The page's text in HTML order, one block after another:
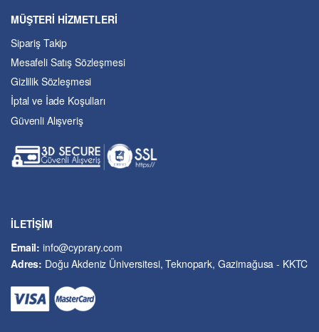
Dil ve Edebiyat
Eğitim
Ekonomi ve Finans
Enerji
Felsefe
Fen Bilimleri
Güzel Sanatlar
İşletme ve Yönetim
Kriminoloji ve Güvenlik
Kütüphane-Arşiv-Müze
Matematik ve İstatistik
MÜŞTERİ HİZMETLERİ
Sipariş Takip
Mesafeli Satış Sözleşmesi
Gizlilik Sözleşmesi
İptal ve İade Koşulları
Güvenli Alışveriş
İLETİŞİM
Email:info@cyprary.com
Adres: Doğu Akdeniz Üniversitesi, Teknopark, Gazimağusa - KKTC